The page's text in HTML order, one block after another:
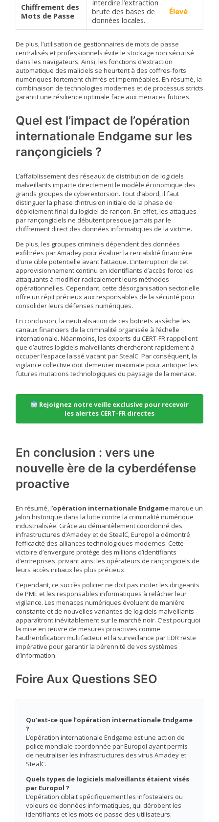
Chiffrement des
Mots de Passe
Interdire l’extraction
brute des bases de
données locales.
Élevé
De plus, l’utilisation de gestionnaires de mots de passe
centralisés et professionnels évite le stockage non sécurisé
dans les navigateurs. Ainsi, les fonctions d’extraction
automatique des maliciels se heurtent à des coffres-forts
numériques fortement chiffrés et imperméables. En résumé, la
combinaison de technologies modernes et de processus stricts
garantit une résilience optimale face aux menaces futures.
Quel est l’impact de l’opération
internationale Endgame sur les
rançongiciels ?
L’affaiblissement des réseaux de distribution de logiciels
malveillants impacte directement le modèle économique des
grands groupes de cyberextorsion. Tout d’abord, il faut
distinguer la phase d’intrusion initiale de la phase de
déploiement final du logiciel de rançon. En effet, les attaques
par rançongiciels ne débutent presque jamais par le
chiffrement direct des données informatiques de la victime.
De plus, les groupes criminels dépendent des données
exfiltrées par Amadey pour évaluer la rentabilité financière
d’une cible potentielle avant l’attaque. L’interruption de cet
approvisionnement continu en identifiants d’accès force les
attaquants à modifier radicalement leurs méthodes
opérationnelles. Cependant, cette désorganisation sectorielle
offre un répit précieux aux responsables de la sécurité pour
consolider leurs défenses numériques.
En conclusion, la neutralisation de ces botnets assèche les
canaux financiers de la criminalité organisée à l’échelle
internationale. Néanmoins, les experts du CERT-FR rappellent
que d’autres logiciels malveillants chercheront rapidement à
occuper l’espace laissé vacant par StealC. Par conséquent, la
vigilance collective doit demeurer maximale pour anticiper les
futures mutations technologiques du paysage de la menace.
Rejoignez notre veille exclusive pour recevoir
les alertes CERT-FR directes
En conclusion : vers une
nouvelle ère de la cyberdéfense
proactive
En résumé, l’opération internationale Endgamemarque un
jalon historique dans la lutte contre la criminalité numérique
industrialisée. Grâce au démantèlement coordonné des
infrastructures d’Amadey et de StealC, Europol a démontré
l’efficacité des alliances technologiques modernes. Cette
victoire d’envergure protège des millions d’identifiants
d’entreprises, privant ainsi les opérateurs de rançongiciels de
leurs accès initiaux les plus précieux.
Cependant, ce succès policier ne doit pas inciter les dirigeants
de PME et les responsables informatiques à relâcher leur
vigilance. Les menaces numériques évoluent de manière
constante et de nouvelles variantes de logiciels malveillants
apparaîtront inévitablement sur le marché noir. C’est pourquoi
la mise en œuvre de mesures proactives comme
l’authentification multifacteur et la surveillance par EDR reste
impérative pour garantir la pérennité de vos systèmes
d’information.
Foire Aux Questions SEO
Qu’est-ce que l’opération internationale Endgame
?
L’opération internationale Endgame est une action de
police mondiale coordonnée par Europol ayant permis
de neutraliser les infrastructures des virus Amadey et
StealC.
Quels types de logiciels malveillants étaient visés
par Europol ?
L’opération ciblait spécifiquement les infostealers ou
voleurs de données informatiques, qui dérobent les
identifiants et les mots de passe des utilisateurs.